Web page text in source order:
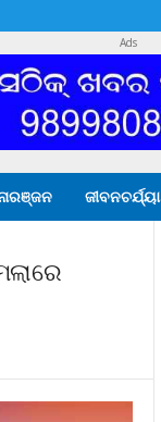
Ads
ଜୀବନଚର୍ଯ୍ୟା